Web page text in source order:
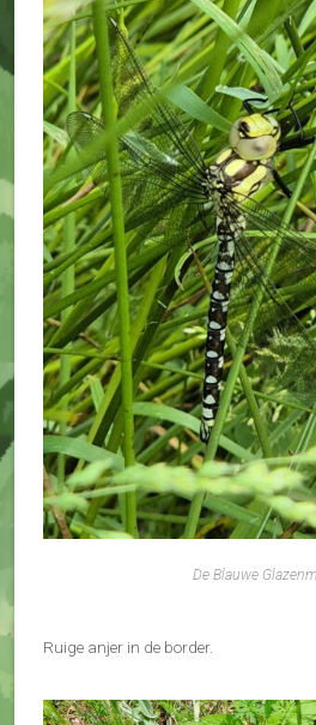
De Blauwe
Ruige anjer in de border.